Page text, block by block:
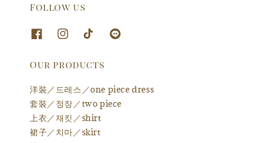
Follow us
Our products
洋裝／드레스／one piece dress
套裝／정장／two piece
上衣／재킷／shirt
裙子／치마／skirt